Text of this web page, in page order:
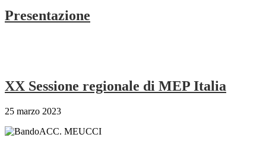
Presentazione
XX Sessione regionale di MEP Italia
25 marzo 2023